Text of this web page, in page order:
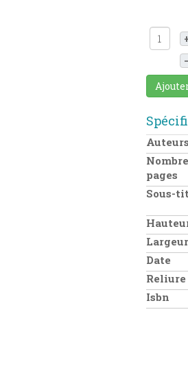
Auteurs
pages
Sous-
Largeur
Date
Reliure
Isbn